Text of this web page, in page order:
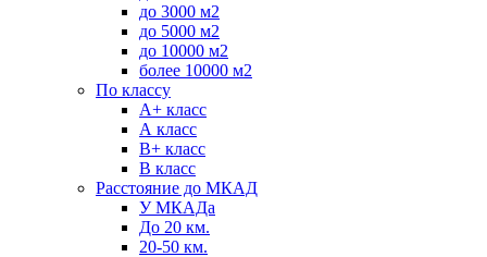
до 3000 м2
до 5000 м2
до 10000 м2
более 10000 м2
По классу
A+ класс
А класс
В+ класс
B класс
Расстояние до МКАД
У МКАДа
До 20 км.
20-50 км.